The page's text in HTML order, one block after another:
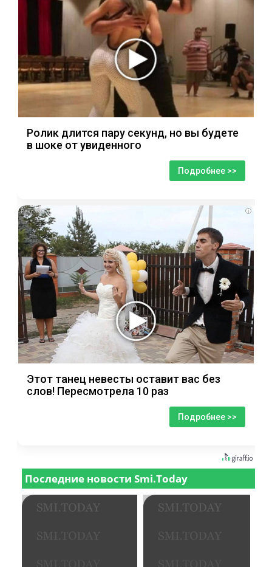
Ролик длится пару секунд, но вы будете
в шоке от увиденного
Подробнее >>
i
Этот танец невесты оставит вас без
слов! Пересмотрела 10 раз
Подробнее >>